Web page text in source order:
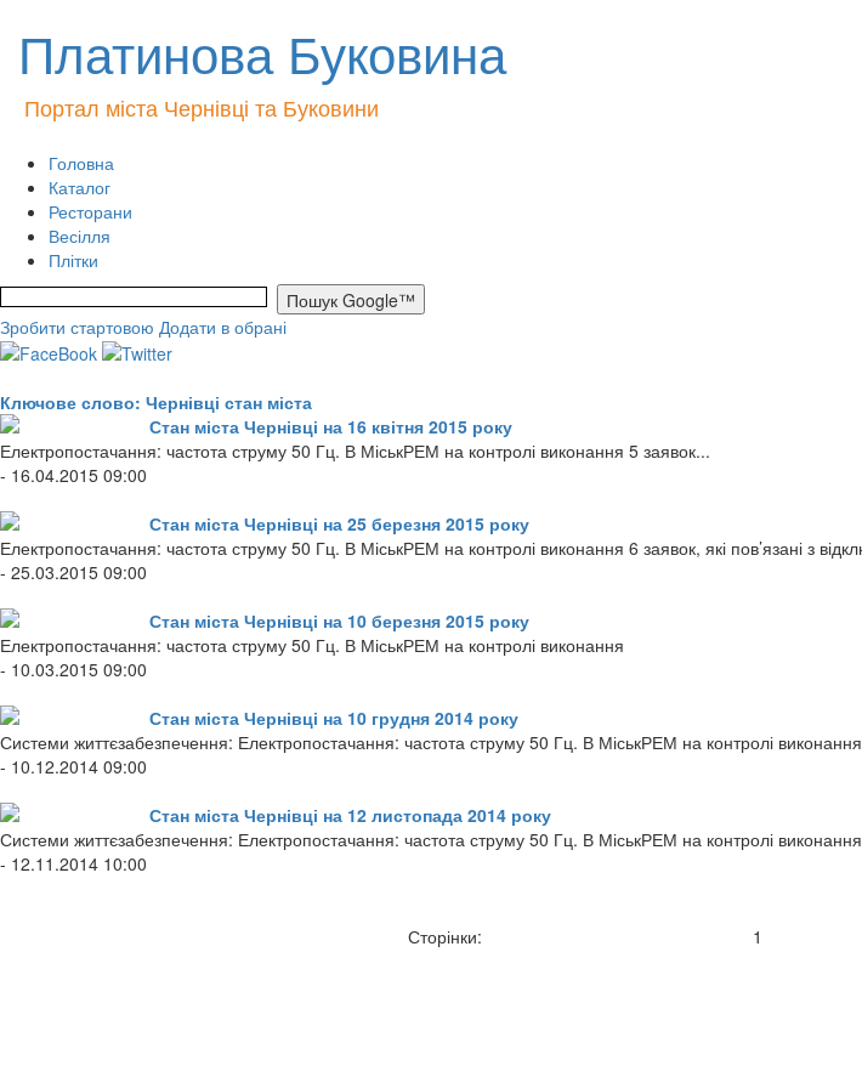
Платинова Буковина
Портал міста Чернівці та Буковини
Головна
Каталог
Ресторани
Весілля
Плітки
Зробити стартовою Додати в обрані
Ключове слово: Чернівці стан міста
Стан міста Чернівці на 16 квітня 2015 року
Електропостачання: частота струму 50 Гц. В МіськРЕМ на контролі виконання 5 заявок...
- 16.04.2015 09:00
Стан міста Чернівці на 25 березня 2015 року
Електропостачання: частота струму 50 Гц. В МіськРЕМ на контролі виконання 6 заявок, які пов’язані з
- 25.03.2015 09:00
Стан міста Чернівці на 10 березня 2015 року
Електропостачання: частота струму 50 Гц. В МіськРЕМ на контролі виконання
- 10.03.2015 09:00
Стан міста Чернівці на 10 грудня 2014 року
Системи життєзабезпечення: Електропостачання: частота струму 50 Гц. В МіськРЕМ на контролі виконання
- 10.12.2014 09:00
Стан міста Чернівці на 12 листопада 2014 року
Системи життєзабезпечення: Електропостачання: частота струму 50 Гц. В МіськРЕМ на контролі
- 12.11.2014 10:00
Сторінки: 1